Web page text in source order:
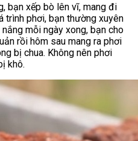
bạn xếp bò lên vĩ, mang đi
trình phơi, bạn thường xuyên
mỗi ngày xong, bạn cho
rồi hôm sau mang ra phơi
bị chua. Không nên phơi
khô.